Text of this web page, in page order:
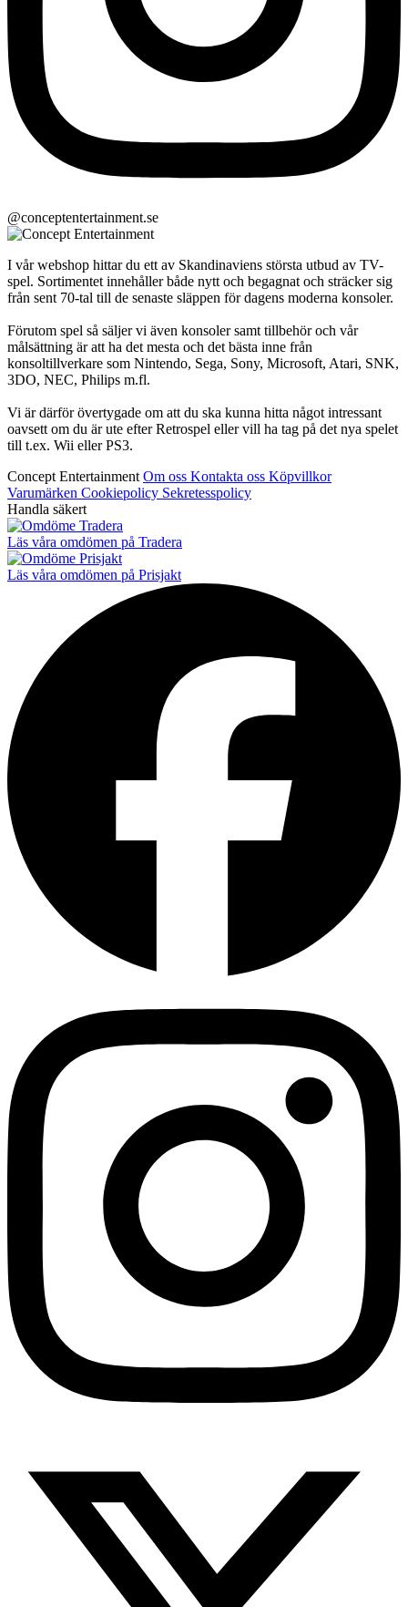
@conceptentertainment.se
I vår webshop hittar du ett av Skandinaviens största utbud av TV-
spel. Sortimentet innehåller både nytt och begagnat och sträcker sig
från sent 70-tal till de senaste släppen för dagens moderna konsoler.
Förutom spel så säljer vi även konsoler samt tillbehör och vår
målsättning är att ha det mesta och det bästa inne från
konsoltillverkare som Nintendo, Sega, Sony, Microsoft, Atari, SNK,
3DO, NEC, Philips m.fl.
Vi är därför övertygade om att du ska kunna hitta något intressant
oavsett om du är ute efter Retrospel eller vill ha tag på det nya spelet
till t.ex. Wii eller PS3.
Concept Entertainment Om oss Kontakta oss Köpvillkor
Varumärken Cookiepolicy Sekretesspolicy
Handla säkert
Läs våra omdömen på Tradera
Läs våra omdömen på Prisjakt